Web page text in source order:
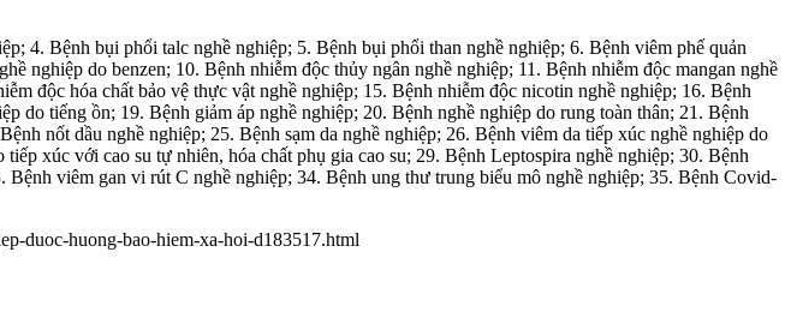
4. Bệnh bụi phổi talc nghề nghiệp; 5. Bệnh bụi phổi than nghề nghiệp; 6. Bệnh viêm phế quản
nghiệp do benzen; 10. Bệnh nhiễm độc thủy ngân nghề nghiệp; 11. Bệnh nhiễm độc mangan nghề
độc hóa chất bảo vệ thực vật nghề nghiệp; 15. Bệnh nhiễm độc nicotin nghề nghiệp; 16. Bệnh
do tiếng ồn; 19. Bệnh giảm áp nghề nghiệp; 20. Bệnh nghề nghiệp do rung toàn thân; 21. Bệnh
nốt dầu nghề nghiệp; 25. Bệnh sạm da nghề nghiệp; 26. Bệnh viêm da tiếp xúc nghề nghiệp do
xúc với cao su tự nhiên, hóa chất phụ gia cao su; 29. Bệnh Leptospira nghề nghiệp; 30. Bệnh
viêm gan vi rút C nghề nghiệp; 34. Bệnh ung thư trung biểu mô nghề nghiệp; 35. Bệnh Covid-
duoc-huong-bao-hiem-xa-hoi-d183517.html